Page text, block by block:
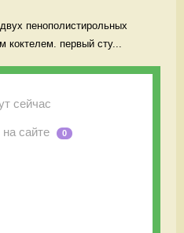
пенополистирольных
коктелем. первый сту...
сейчас
сайте 0